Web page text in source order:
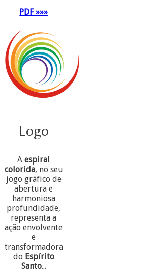
PDF »»»
Logo
Aespiral
colorida, no seu
jogo gráfico de
abertura e
harmoniosa
profundidade,
representa a
ação envolvente
e
transformadora
do Espírito
Santo...